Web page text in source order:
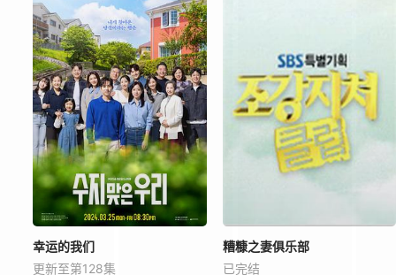
幸运的我们
更新至第128集
糟糠之妻俱乐部
已完结